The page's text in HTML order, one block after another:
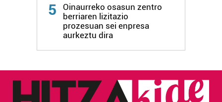
5
Oinaurreko osasun zentro
berriaren lizitazio
prozesuan sei enpresa
aurkeztu dira